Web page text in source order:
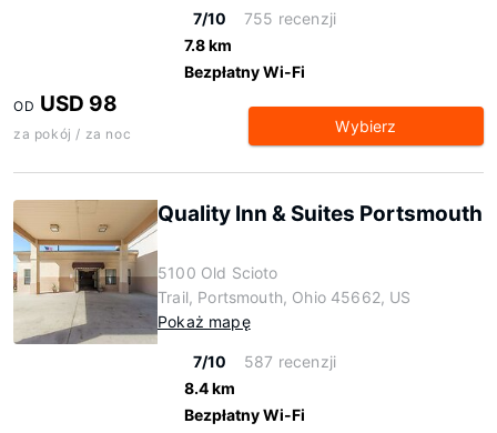
7/10
755 recenzji
7.8 km
Bezpłatny Wi-Fi
OD USD 98
za pokój / za noc Wybierz
Quality Inn & Suites Portsmouth
5100 Old Scioto
Trail, Portsmouth, Ohio 45662, US
Pokaż mapę
7/10
587 recenzji
8.4 km
Bezpłatny Wi-Fi